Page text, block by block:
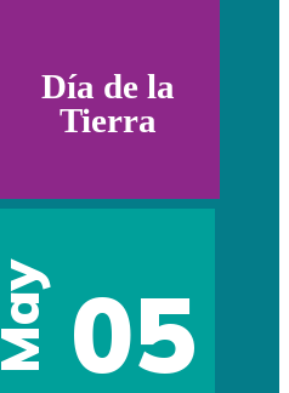
Día de la
Tierra
May 05